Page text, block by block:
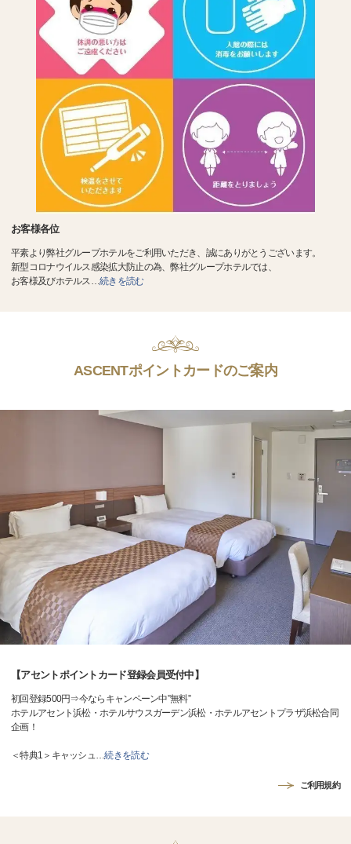
お客様各位
平素より弊社グループホテルをご利用いただき、誠にありがとうございます。
新型コロナウイルス感染拡大防止の為、弊社グループホテルでは、
お客様及びホテルス…続きを読む
ASCENTポイントカードのご案内
【アセントポイントカード登録会員受付中】
初回登録500円⇒今ならキャンペーン中”無料”
ホテルアセント浜松・ホテルサウスガーデン浜松・ホテルアセントプラザ浜松合同
企画！
＜特典1＞キャッシュ…続きを読む
ご利用規約